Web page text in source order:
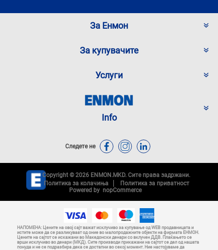
За Енмон
За купувачите
Услуги
Info
Следете не
Copyright © 2026 ENMON.MKD. Сите права задржани.
Политика за колачиња
Политика за приватност
Powered by nopCommerce
НАПОМЕНА: Цените на овој сајт важат исклучиво за купување од WEB продавницата и
истите може да се разликуваат од оние во малопродажните објекти на фирмата ЕНМОН.
Цените на сајтот се искажани во Македонски денари со вклучен ДДВ. Плаќањето се
врши исклучиво во денари (МКД). Сите производи прикажани на сајтот се дел од нашата
понуда и не се подразбира дека се достапни во секој момент. Ние настојуваме да